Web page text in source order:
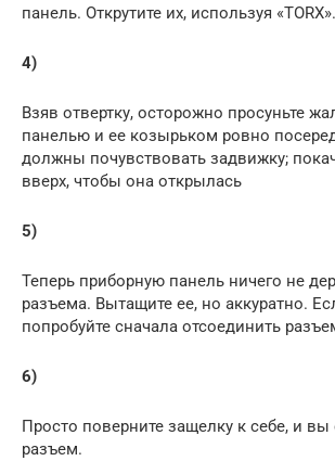
панель. Открутите их, используя «TORX».
4)
Взяв отвертку, осторожно просуньте
панелью и ее козырьком ровно
должны почувствовать задвижку;
вверх, чтобы она открылась
5)
Теперь приборную панель ничего не
разъема. Вытащите ее, но аккуратно.
попробуйте сначала отсоединить
6)
Просто поверните защелку к себе, и вы
разъем.